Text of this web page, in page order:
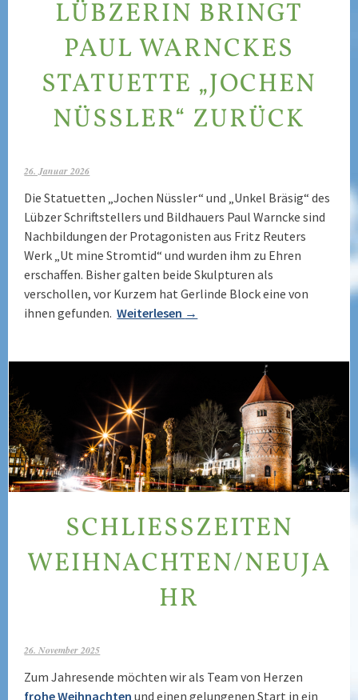
LÜBZERIN BRINGT
PAUL WARNCKES
STATUETTE „JOCHEN
NÜSSLER“ ZURÜCK
26. Januar 2026
Die Statuetten „Jochen Nüssler“ und „Unkel Bräsig“ des
Lübzer Schriftstellers und Bildhauers Paul Warncke sind
Nachbildungen der Protagonisten aus Fritz Reuters
Werk „Ut mine Stromtid“ und wurden ihm zu Ehren
erschaffen. Bisher galten beide Skulpturen als
verschollen, vor Kurzem hat Gerlinde Block eine von
ihnen gefunden.Weiterlesen →
SCHLIESSZEITEN W
EIHNACHTEN/NEUJAH
R
26. November 2025
Zum Jahresende möchten wir als Team von Herzen
frohe Weihnachten und einen gelungenen Start in ein